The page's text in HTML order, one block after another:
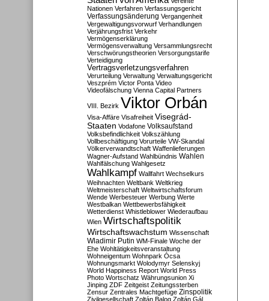
Nationen Verfahren Verfassungsgericht
Verfassungsänderung Vergangenheit
Vergewaltigungsvorwurf Verhandlungen
Verjährungsfrist Verkehr
Vermögenserklärung
Vermögensverwaltung Versammlungsrecht
Verschwörungstheorien Versorgungstarife
Verteidigung
Vertragsverletzungsverfahren
Verurteilung Verwaltung Verwaltungsgericht
Veszprém Victor Ponta Video
Videofälschung Vienna Capital Partners
VIII. Bezirk Viktor Orbán
Visa-Affäre Visafreiheit Visegrád-
Staaten Vodafone Volksaufstand
Volksbefindlichkeit Volkszählung
Vollbeschäftigung Vorurteile VW-Skandal
Völkerverwandtschaft Waffenlieferungen
Wagner-Aufstand Wahlbündnis Wahlen
Wahlfälschung Wahlgesetz
Wahlkampf Wallfahrt Wechselkurs
Weihnachten Weltbank Weltkrieg
Weltmeisterschaft Weltwirtschaftsforum
Wende Werbesteuer Werbung Werte
Westbalkan Wettbewerbsfähigkeit
Wetterdienst Whistleblower Wiederaufbau
Wien Wirtschaftspolitik
Wirtschaftswachstum Wissenschaft
Wladimir Putin WM-Finale Woche der
Ehe Wohltätigkeitsveranstaltung
Wohneigentum Wohnpark Ócsa
Wohnungsmarkt Wolodymyr Selenskyj
World Happiness Report World Press
Photo Wortschatz Währungsunion Xi
Jinping ZDF Zeitgeist Zeitungssterben
Zensur Zentrales Machtgefüge Zinspolitik
Zivilgesellschaft Zoltán Balog Zoltán Gál